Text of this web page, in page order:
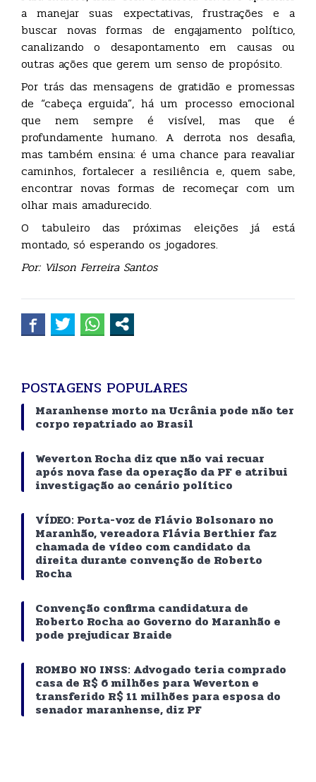
a manejar suas expectativas, frustrações e a
buscar novas formas de engajamento político,
canalizando o desapontamento em causas ou
outras ações que gerem um senso de propósito.
Por trás das mensagens de gratidão e promessas
de “cabeça erguida”, há um processo emocional
que nem sempre é visível, mas que é
profundamente humano. A derrota nos desafia,
mas também ensina: é uma chance para reavaliar
caminhos, fortalecer a resiliência e, quem sabe,
encontrar novas formas de recomeçar com um
olhar mais amadurecido.
O tabuleiro das próximas eleições já está
montado, só esperando os jogadores.
Por: Vilson Ferreira Santos
POSTAGENS POPULARES
Maranhense morto na Ucrânia pode não ter
corpo repatriado ao Brasil
Weverton Rocha diz que não vai recuar
após nova fase da operação da PF e atribui
investigação ao cenário político
VÍDEO: Porta-voz de Flávio Bolsonaro no
Maranhão, vereadora Flávia Berthier faz
chamada de vídeo com candidato da
direita durante convenção de Roberto
Rocha
Convenção confirma candidatura de
Roberto Rocha ao Governo do Maranhão e
pode prejudicar Braide
ROMBO NO INSS: Advogado teria comprado
casa de R$ 6 milhões para Weverton e
transferido R$ 11 milhões para esposa do
senador maranhense, diz PF